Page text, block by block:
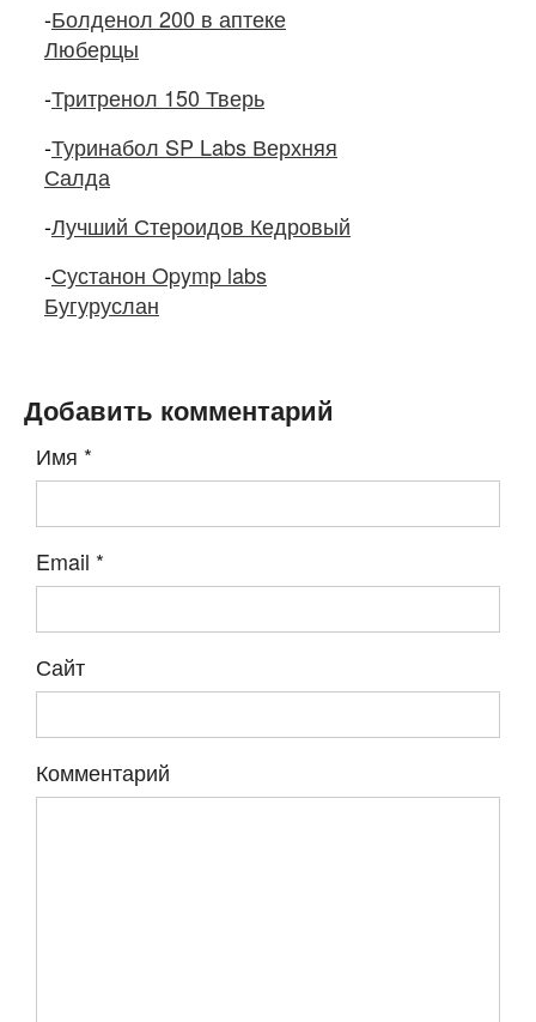
-Болденол 200 в аптеке
Люберцы
-Тритренол 150 Тверь
-Туринабол SP Labs Верхняя
Салда
-Лучший Стероидов Кедровый
-Сустанон Opymp labs
Бугуруслан
Добавить комментарий
Имя *
Email *
Сайт
Комментарий